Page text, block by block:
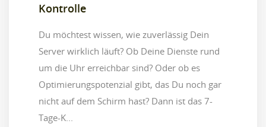
Kontrolle
Du möchtest wissen, wie zuverlässig Dein
Server wirklich läuft? Ob Deine Dienste rund
um die Uhr erreichbar sind? Oder ob es
Optimierungspotenzial gibt, das Du noch gar
nicht auf dem Schirm hast? Dann ist das 7-
Tage-K...